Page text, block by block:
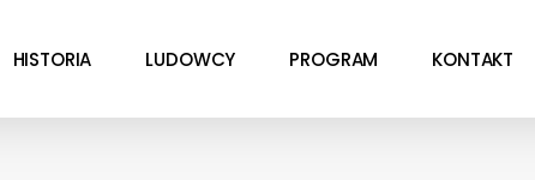
HISTORIA LUDOWCY PROGRAM KONTAKT